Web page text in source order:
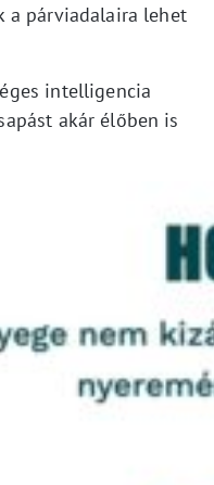
a párviadalaira lehet
intelligencia
akár élőben is